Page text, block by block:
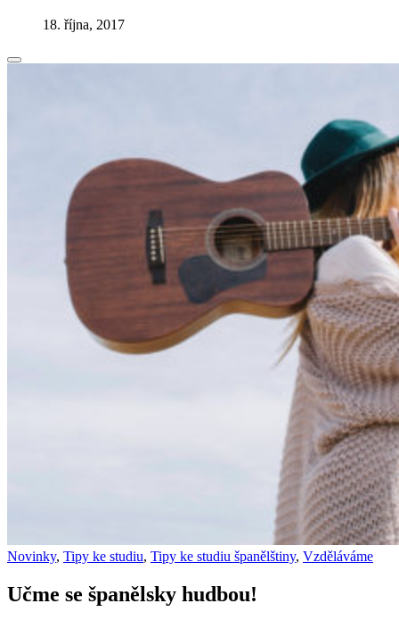
18. října, 2017
Novinky, Tipy ke studiu, Tipy ke studiu španělštiny, Vzděláváme
Učme se španělsky hudbou!